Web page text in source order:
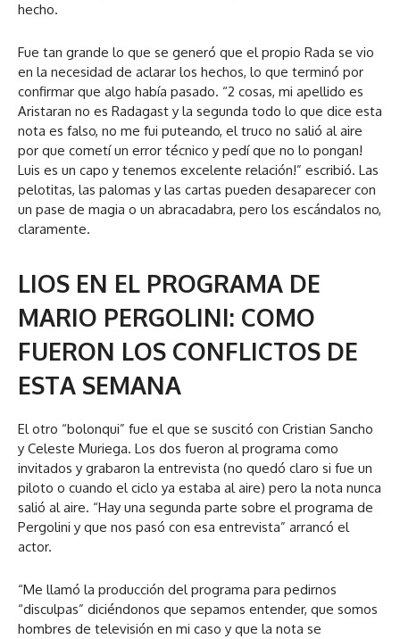
hecho.
Fue tan grande lo que se generó que el propio Rada se vio
en la necesidad de aclarar los hechos, lo que terminó por
confirmar que algo había pasado. “2 cosas, mi apellido es
Aristaran no es Radagast y la segunda todo lo que dice esta
nota es falso, no me fui puteando, el truco no salió al aire
por que cometí un error técnico y pedí que no lo pongan!
Luis es un capo y tenemos excelente relación!” escribió. Las
pelotitas, las palomas y las cartas pueden desaparecer con
un pase de magia o un abracadabra, pero los escándalos no,
claramente.
LIOS EN EL PROGRAMA DE
MARIO PERGOLINI: COMO
FUERON LOS CONFLICTOS DE
ESTA SEMANA
El otro “bolonqui” fue el que se suscitó con Cristian Sancho
y Celeste Muriega. Los dos fueron al programa como
invitados y grabaron la entrevista (no quedó claro si fue un
piloto o cuando el ciclo ya estaba al aire) pero la nota nunca
salió al aire. “Hay una segunda parte sobre el programa de
Pergolini y que nos pasó con esa entrevista” arrancó el
actor.
“Me llamó la producción del programa para pedirnos
“disculpas” diciéndonos que sepamos entender, que somos
hombres de televisión en mi caso y que la nota se